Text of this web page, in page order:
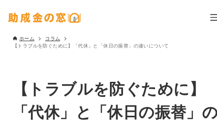
ホーム
コラム
【トラブルを防ぐために】「代休」と「休日の振替」の違いについて
【トラブルを防ぐために】
「代休」と「休日の振替」